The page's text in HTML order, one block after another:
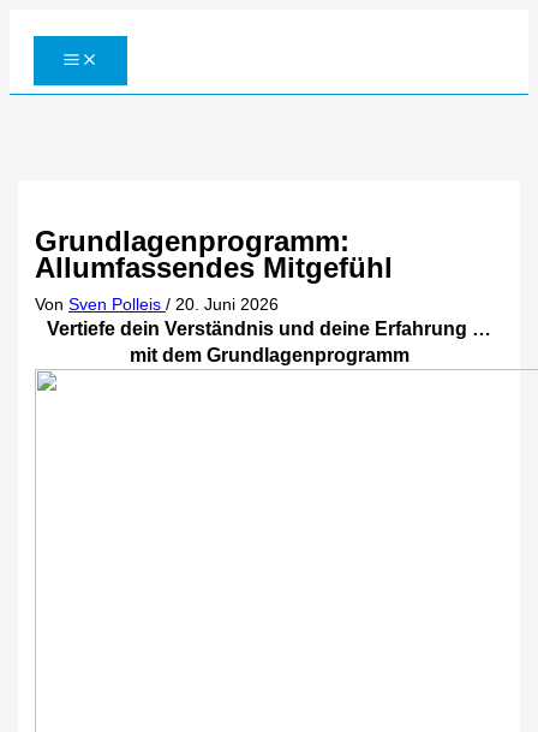
Grundlagenprogramm:
Allumfassendes Mitgefühl
VonSven Polleis/20. Juni 2026
Vertiefe dein Verständnis und deine Erfahrung …
mit dem Grundlagenprogramm